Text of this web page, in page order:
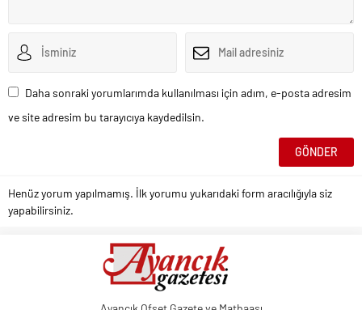
Daha sonraki yorumlarımda kullanılması için adım, e-posta adresim
ve site adresim bu tarayıcıya kaydedilsin.
Henüz yorum yapılmamış. İlk yorumu yukarıdaki form aracılığıyla siz
yapabilirsiniz.